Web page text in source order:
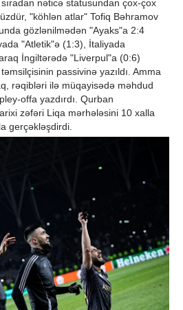
nəticə statusundan çox-çox
"köhlən atlar" Tofiq Bəhramov
gözlənilmədən "Ayaks"a 2:4
"Atletik"ə (1:3), İtaliyada
İngiltərədə "Liverpul"a (0:6)
passivinə yazıldı. Amma
rəqibləri ilə müqayisədə məhdud
offa yazdırdı. Qurban
zəfəri Liqa mərhələsini 10 xalla
gerçəkləşdirdi.